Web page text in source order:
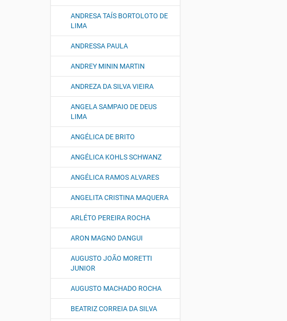
ANDRESA TAÍS BORTOLOTO DE
LIMA
ANDRESSA PAULA
ANDREY MININ MARTIN
ANDREZA DA SILVA VIEIRA
ANGELA SAMPAIO DE DEUS
LIMA
ANGÉLICA DE BRITO
ANGÉLICA KOHLS SCHWANZ
ANGÉLICA RAMOS ALVARES
ANGELITA CRISTINA MAQUERA
ARLÉTO PEREIRA ROCHA
ARON MAGNO DANGUI
AUGUSTO JOÃO MORETTI
JUNIOR
AUGUSTO MACHADO ROCHA
BEATRIZ CORREIA DA SILVA